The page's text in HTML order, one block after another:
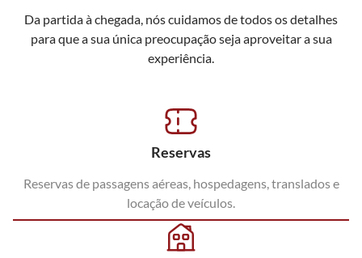
Da partida à chegada, nós cuidamos de todos os detalhes
para que a sua única preocupação seja aproveitar a sua
experiência.
Reservas
Reservas de passagens aéreas, hospedagens, translados e
locação de veículos.